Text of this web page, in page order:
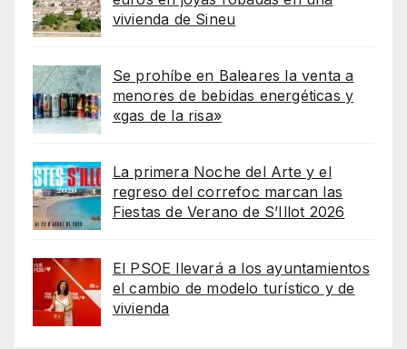
vivienda de Sineu
Se prohíbe en Baleares la venta a
menores de bebidas energéticas y
«gas de la risa»
La primera Noche del Arte y el
regreso del correfoc marcan las
Fiestas de Verano de S’Illot 2026
El PSOE llevará a los ayuntamientos
el cambio de modelo turístico y de
vivienda